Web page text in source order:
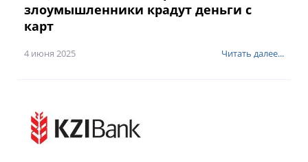
злоумышленники крадут деньги с
карт
4 июня 2025 Читать далее...